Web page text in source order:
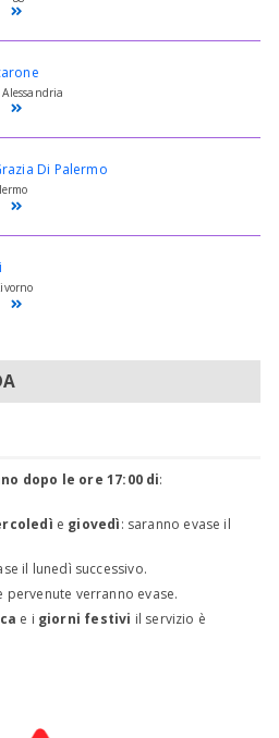
Di Palermo
dopo le ore 17:00 di:
e giovedì: saranno evase il
il lunedì successivo.
verranno evase.
e i giorni festivi il servizio è